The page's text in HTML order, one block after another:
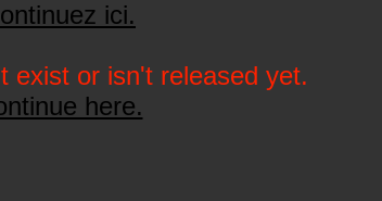
ici.
exist or isn't released yet.
here.